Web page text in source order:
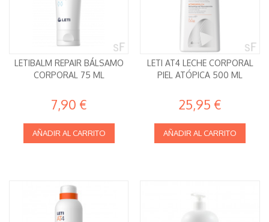
LETIBALM REPAIR BÁLSAMO
CORPORAL 75 ML
7,90 €
AÑADIR AL CARRITO
LETI AT4 LECHE CORPORAL
PIEL ATÓPICA 500 ML
25,95 €
AÑADIR AL CARRITO